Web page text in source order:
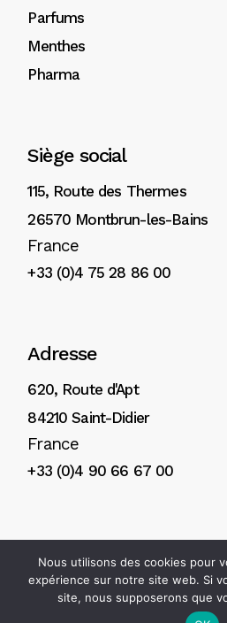
Parfums
Menthes
Pharma
Siège social
115, Route des Thermes
26570 Montbrun-les-Bains
France
+33 (0)4 75 28 86 00
Adresse
620, Route d'Apt
84210 Saint-Didier
France
+33 (0)4 90 66 67 00
© 2025H. Reynaud & Fils Création
Arôme- Mentions légales-
Nous utilisons des cookies pour
expérience sur notre site web. Si
site, nous supposerons que